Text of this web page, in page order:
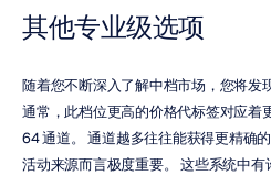
其他专业级选项
随着您不断深入了解中档市场，您将发
通常，此档位更高的价格代标签对应着
64 通道。 通道越多往往能获得更精确
活动来源而言极度重要。 这些系统中